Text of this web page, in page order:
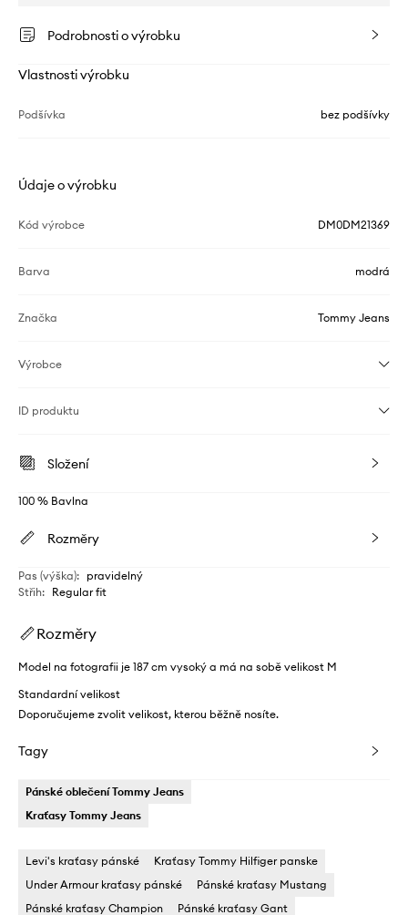
Podrobnosti o výrobku
Vlastnosti výrobku
Podšívka bez podšívky
Údaje o výrobku
Kód výrobce DM0DM21369
Barva modrá
Značka Tommy Jeans
Výrobce
ID produktu
Složení
100 % Bavlna
Rozměry
Pas (výška): pravidelný
Střih: Regular fit
Rozměry
Model na fotografii je 187 cm vysoký a má na sobě velikost M
Standardní velikost
Doporučujeme zvolit velikost, kterou běžně nosíte.
Tagy
Pánské oblečení Tommy Jeans
Kraťasy Tommy Jeans
Levi's kraťasy pánské
Kraťasy Tommy Hilfiger panske
Under Armour kraťasy pánské
Pánské kraťasy Mustang
Pánské kraťasy Champion
Pánské kraťasy Gant